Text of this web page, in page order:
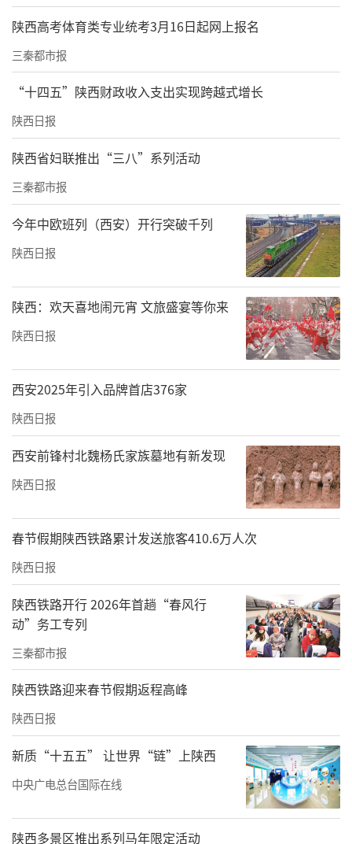
陕西高考体育类专业统考3月16日起网上报名
三秦都市报
“十四五”陕西财政收入支出实现跨越式增长
陕西日报
陕西省妇联推出“三八”系列活动
三秦都市报
今年中欧班列（西安）开行突破千列
陕西日报
陕西：欢天喜地闹元宵 文旅盛宴等你来
陕西日报
西安2025年引入品牌首店376家
陕西日报
西安前锋村北魏杨氏家族墓地有新发现
陕西日报
春节假期陕西铁路累计发送旅客410.6万人次
陕西日报
陕西铁路开行 2026年首趟“春风行
动”务工专列
三秦都市报
陕西铁路迎来春节假期返程高峰
陕西日报
新质“十五五” 让世界“链”上陕西
中央广电总台国际在线
陕西多景区推出系列马年限定活动